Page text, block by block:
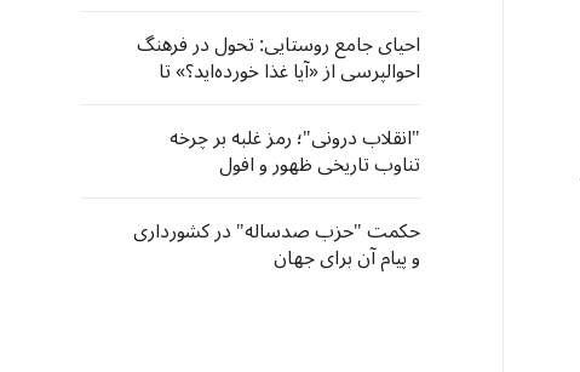
احیای جامع روستایی: تحول در فرهنگ
احوالپرسی از «آیا غذا خورده‌اید؟» تا
«حال شما در زادگاه خود چطور است؟»
"انقلاب درونی"؛ رمز غلبه بر چرخه
تناوب تاریخی ظهور و افول
حکمت "حزب صدساله" در کشورداری
و پیام آن برای جهان